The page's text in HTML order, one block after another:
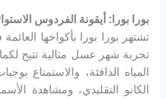
بورا بورا: أيقونة الفردوس
تشتهر بورا بورا بأكواخها
تجربة شهر عسل مثالية تتيح
المياه الدافئة، والاستمتاع
الكانو التقليدي، ومشاهدة